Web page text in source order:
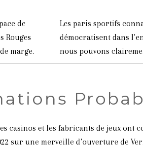
de
Rouges
marge.
Les paris sportifs
démocratisent dans
nous pouvons
les casinos et les fabricants de jeux
sur une merveille d’ouverture de